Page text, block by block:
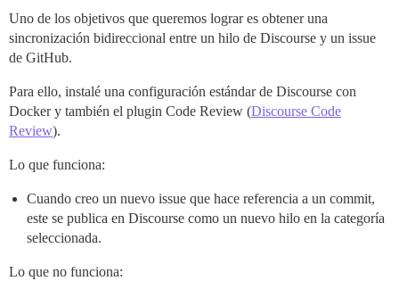
Uno de los objetivos que queremos lograr es obtener una
sincronización bidireccional entre un hilo de Discourse y un issue
de GitHub.
Para ello, instalé una configuración estándar de Discourse con
Docker y también el plugin Code Review (Discourse Code
Review).
Lo que funciona:
Cuando creo un nuevo issue que hace referencia a un commit,
este se publica en Discourse como un nuevo hilo en la categoría
seleccionada.
Lo que no funciona: